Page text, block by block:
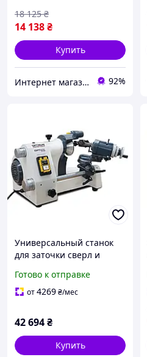
14 138₴
18 125 ₴
Купить
Интернет магазин "pro100market" 92%
Универсальный станок
для заточки сверл и
GH 20T
Готово к отправке
от4269₴/мес
42 694₴
Купить